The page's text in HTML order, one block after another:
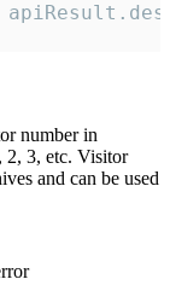
number in
2, 3, etc. Visitor
and can be used